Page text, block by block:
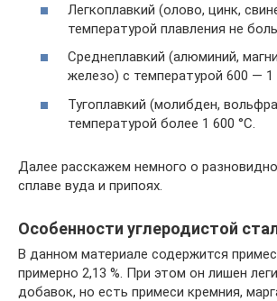
Легкоплавкий (олово, цинк,
температурой плавления не
Среднеплавкий (алюминий,
железо) с температурой 600 — 1
Тугоплавкий (молибден,
температурой более 1 600 °C.
Далее расскажем немного о
сплаве вуда и припоях.
Особенности углеродистой
В данном материале содержится
примерно 2,13 %. При этом он лишен
добавок, но есть примеси кремния,